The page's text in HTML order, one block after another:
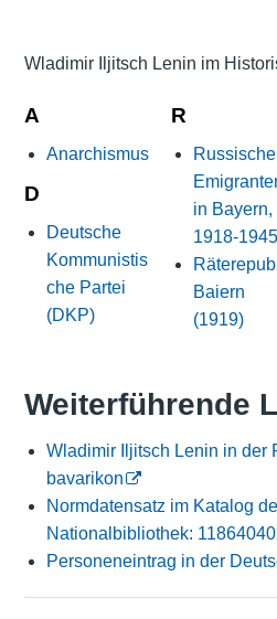
Wladimir Iljitsch Lenin im
A
Anarchismus
D
Deutsche
Kommunistis
che Partei
(DKP)
R
Russische
in Bayern,
1918-1945
Baiern
(1919)
Weiterführende
Wladimir Iljitsch Lenin in der
bavarikon
Normdatensatz im Katalog
Nationalbibliothek:
Personeneintrag in der